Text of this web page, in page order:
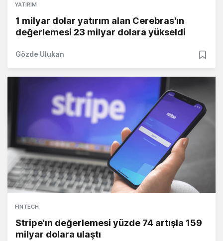
YATIRIM
1 milyar dolar yatırım alan Cerebras'ın
değerlemesi 23 milyar dolara yükseldi
Gözde Ulukan
FINTECH
Stripe'ın değerlemesi yüzde 74 artışla 159
milyar dolara ulaştı